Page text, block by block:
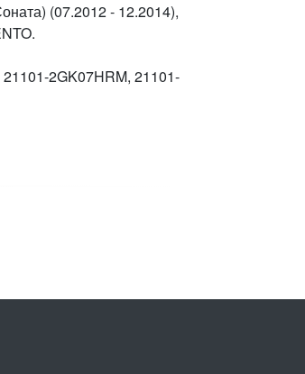
(07.2012 - 12.2014),
2GK07HRM, 21101-